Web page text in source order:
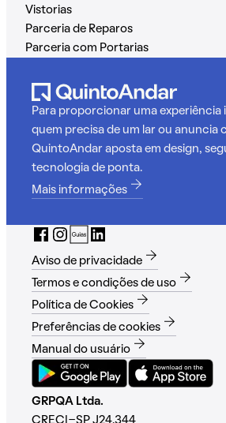
Vistorias
Parceria de Reparos
Parceria com Portarias
Para proporcionar uma experiência
quem precisa de um lar ou anuncia
QuintoAndar aposta em design,
tecnologia de ponta.
Mais informações
Aviso de privacidade
Termos e condições de uso
Política de Cookies
Preferências de cookies
Manual do usuário
GRPQA Ltda.